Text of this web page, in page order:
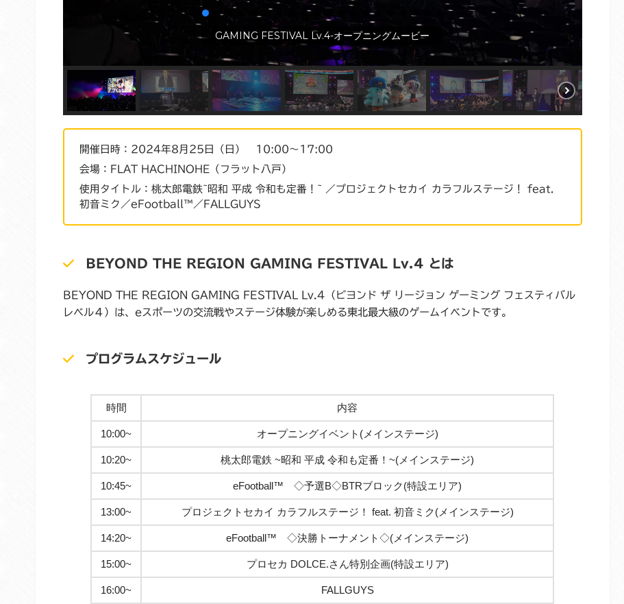
GAMING FESTIVAL Lv.4-オープニングムービー
開催日時：2024年8月25日（日） 10:00～17:00
会場：FLAT HACHINOHE（フラット八戸）
使用タイトル：桃太郎電鉄~昭和 平成 令和も定番！~ ／プロジェクトセカイ カラフルステージ！ feat.
初音ミク／eFootball™／FALLGUYS
BEYOND THE REGION GAMING FESTIVAL Lv.4 とは
BEYOND THE REGION GAMING FESTIVAL Lv.4（ビヨンド ザ リージョン ゲーミング フェスティバル
レベル４）は、eスポーツの交流戦やステージ体験が楽しめる東北最大級のゲームイベントです。
プログラムスケジュール
時間 内容
10:00~ オープニングイベント(メインステージ)
10:20~ 桃太郎電鉄 ~昭和 平成 令和も定番！~(メインステージ)
10:45~ eFootball™ ◇予選B◇BTRブロック(特設エリア)
13:00~ プロジェクトセカイ カラフルステージ！ feat. 初音ミク(メインステージ)
14:20~ eFootball™ ◇決勝トーナメント◇(メインステージ)
15:00~ プロセカ DOLCE.さん特別企画(特設エリア)
16:00~ FALLGUYS